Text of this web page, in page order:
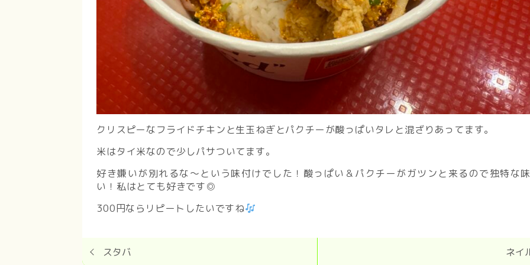
クリスピーなフライドチキンと生玉ねぎとパクチーが酸っぱいタレと混ざりあってます。
米はタイ米なので少しパサついてます。
好き嫌いが別れるな〜という味付けでした！酸っぱい＆パクチーがガツンと来るので独特な
い！私はとても好きです◎
300円ならリピートしたいですね
スタバ ネイ